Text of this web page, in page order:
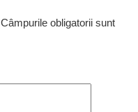
Câmpurile obligatorii sunt